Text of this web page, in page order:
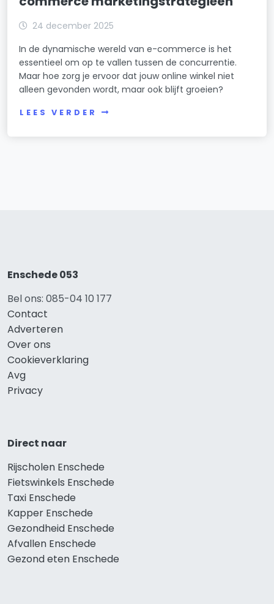
24 december 2025
In de dynamische wereld van e-commerce is het
essentieel om op te vallen tussen de concurrentie.
Maar hoe zorg je ervoor dat jouw online winkel niet
alleen gevonden wordt, maar ook blijft groeien?
LEES VERDER
Enschede 053
Bel ons: 085-04 10 177
Contact
Adverteren
Over ons
Cookieverklaring
Avg
Privacy
Direct naar
Rijscholen Enschede
Fietswinkels Enschede
Taxi Enschede
Kapper Enschede
Gezondheid Enschede
Afvallen Enschede
Gezond eten Enschede